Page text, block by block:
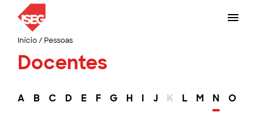
Início/ Pessoas
Docentes
A B C D E F G H I J K L M N O